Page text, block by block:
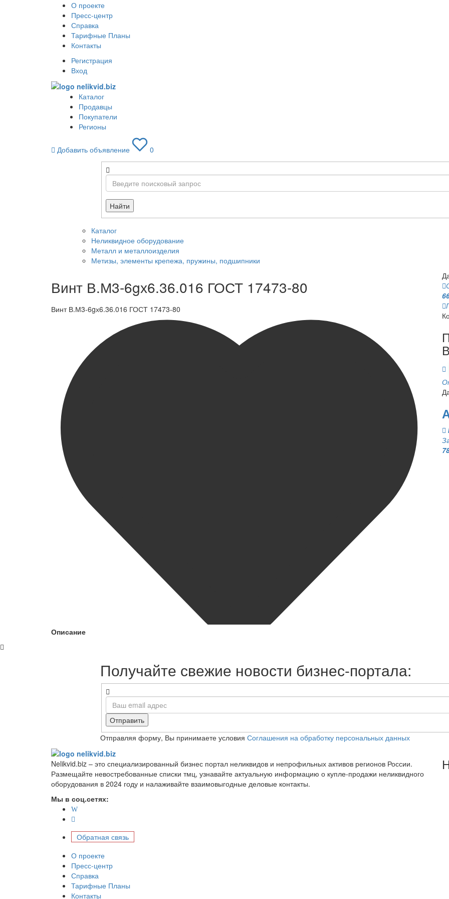
О проекте
Пресс-центр
Справка
Тарифные Планы
Контакты
Регистрация
Вход
Каталог
Продавцы
Покупатели
Регионы
Добавить объявление 0
Найти
Каталог
Неликвидное оборудование
Металл и металлоизделия
Метизы, элементы крепежа, пружины, подшипники
Винт В.М3-6gх6.36.016 ГОСТ 17473-80
Винт В.М3-6gх6.36.016 ГОСТ 17473-80
Описание
Получайте свежие новости бизнес-портала:
Отправить
Отправляя форму, Вы принимаете условия Соглашения на обработку персональных данных
Nelikvid.biz – это специализированный бизнес портал неликвидов и непрофильных активов регионов России.
Размещайте невостребованные списки тмц, узнавайте актуальную информацию о купле-продажи неликвидного
оборудования в 2024 году и налаживайте взаимовыгодные деловые контакты.
Мы в соц.сетях:
Обратная связь
О проекте
Пресс-центр
Справка
Тарифные Планы
Контакты